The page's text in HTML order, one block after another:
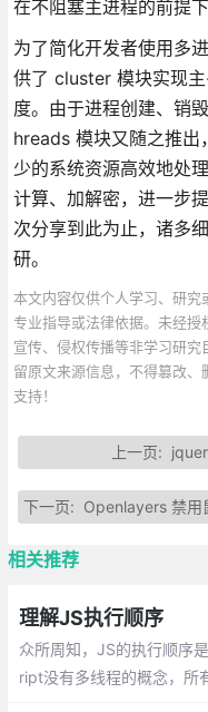
在不阻塞主进程的前提
为了简化开发者使用多
供了 cluster 模块实现
度。由于进程创建、销
hreads 模块又随之推出
少的系统资源高效地处
计算、加解密，进一步
次分享到此为止，诸多
研。
本文内容仅供个人学习、研究
专业指导或法律依据。未经
宣传、侵权传播等非学习研
留原文来源信息，不得篡改
支持！
上一页:
下一页: Openlayers 禁用鼠标
相关推荐
理解JS执行顺序
众所周知，JS的执行顺序
ript没有多线程的概念，所